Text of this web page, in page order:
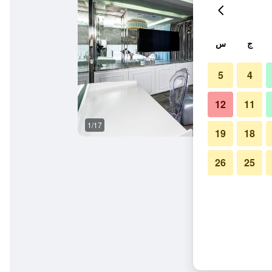
1/17
ج س
4
5
11
12
18
19
25
26